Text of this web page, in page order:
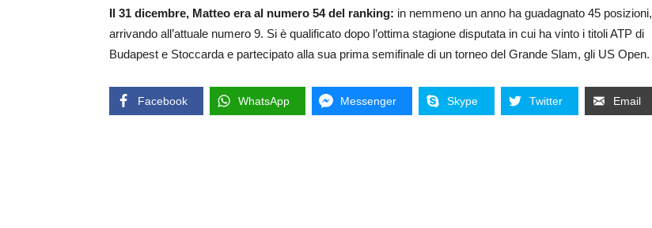
Il 31 dicembre, Matteo era al numero 54 del ranking: in nemmeno un anno ha guadagnato 45 posizioni,
arrivando all’attuale numero 9. Si è qualificato dopo l’ottima stagione disputata in cui ha vinto i titoli ATP di
Budapest e Stoccarda e partecipato alla sua prima semifinale di un torneo del Grande Slam, gli US Open.
Facebook WhatsApp Messenger Skype Twitter Email